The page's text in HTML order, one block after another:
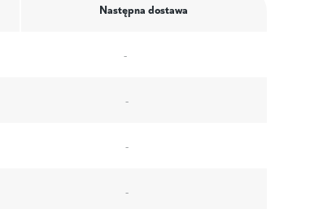
Następna dostawa
-
-
-
-